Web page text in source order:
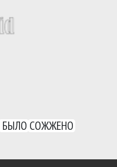
БЫЛО СОЖЖЕНО